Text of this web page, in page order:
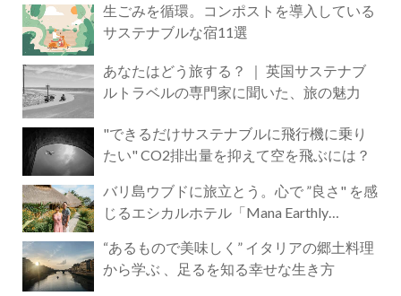
生ごみを循環。コンポストを導入している
サステナブルな宿11選
あなたはどう旅する？ ｜ 英国サステナブ
ルトラベルの専門家に聞いた、旅の魅力
"できるだけサステナブルに飛行機に乗り
たい" CO2排出量を抑えて空を飛ぶには？
バリ島ウブドに旅立とう。心で ”良さ" を感
じるエシカルホテル「Mana Earthly
“あるもので美味しく” イタリアの郷土料理
から学ぶ 、足るを知る幸せな生き方